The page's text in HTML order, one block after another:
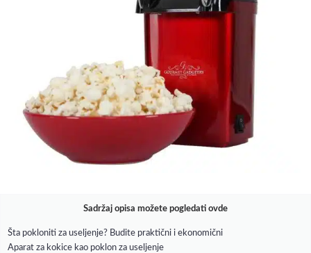
Sadržaj opisa možete pogledati ovde
Šta pokloniti za useljenje? Budite praktični i ekonomični
Aparat za kokice kao poklon za useljenje